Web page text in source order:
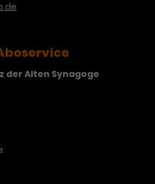
der Alten Synagoge